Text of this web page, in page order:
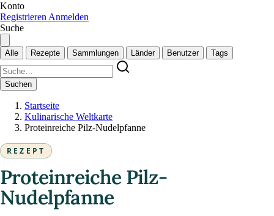
Konto
Registrieren Anmelden
Suche
Alle Rezepte Sammlungen Länder Benutzer Tags
Suchen
Startseite
Kulinarische Weltkarte
Proteinreiche Pilz-Nudelpfanne
REZEPT
Proteinreiche Pilz-
Nudelpfanne